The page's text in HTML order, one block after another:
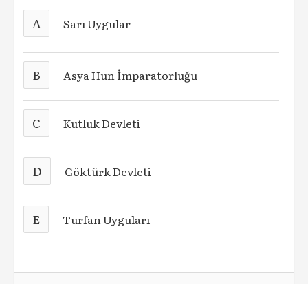
A Sarı Uygular
B Asya Hun İmparatorluğu
C Kutluk Devleti
D Göktürk Devleti
E Turfan Uyguları